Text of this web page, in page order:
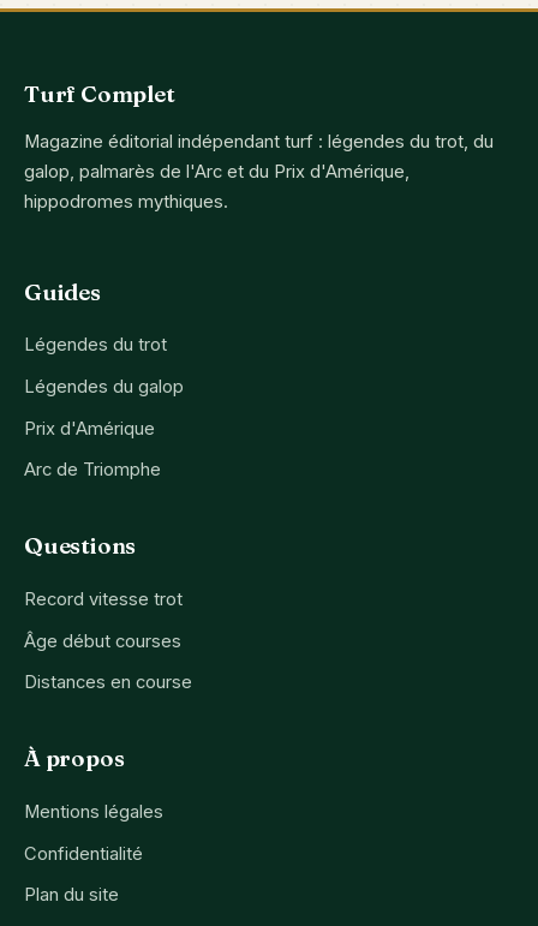
Turf Complet
Magazine éditorial indépendant turf : légendes du trot, du
galop, palmarès de l'Arc et du Prix d'Amérique,
hippodromes mythiques.
Guides
Légendes du trot
Légendes du galop
Prix d'Amérique
Arc de Triomphe
Questions
Record vitesse trot
Âge début courses
Distances en course
À propos
Mentions légales
Confidentialité
Plan du site